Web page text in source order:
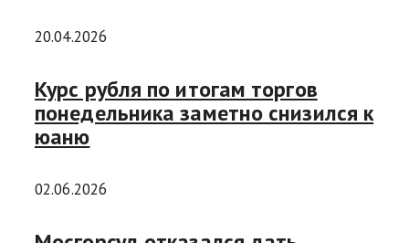
20.04.2026
Курс рубля по итогам торгов
понедельника заметно снизился к
юаню
02.06.2026